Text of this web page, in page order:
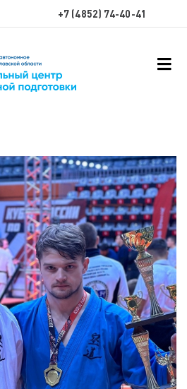
+7 (4852) 74-40-41